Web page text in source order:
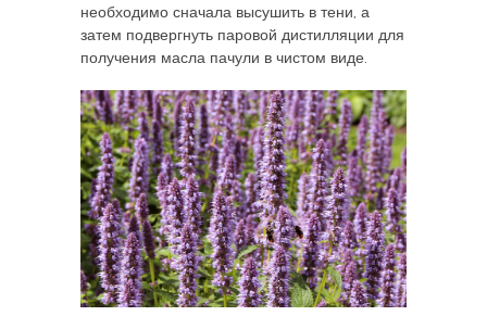
необходимо сначала высушить в тени, а
затем подвергнуть паровой дистилляции для
получения масла пачули в чистом виде.